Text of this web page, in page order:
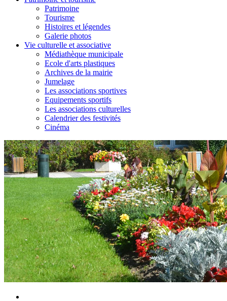
Patrimoine
Tourisme
Histoires et légendes
Galerie photos
Vie culturelle et associative
Médiathèque municipale
Ecole d'arts plastiques
Archives de la mairie
Jumelage
Les associations sportives
Equipements sportifs
Les associations culturelles
Calendrier des festivités
Cinéma